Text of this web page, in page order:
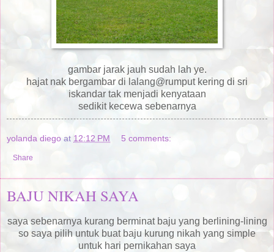
gambar jarak jauh sudah lah ye.
hajat nak bergambar di lalang@rumput kering di sri
iskandar tak menjadi kenyataan
sedikit kecewa sebenarnya
yolanda diego at 12:12 PM 5 comments:
Share
BAJU NIKAH SAYA
saya sebenarnya kurang berminat baju yang berlining-lining
so saya pilih untuk buat baju kurung nikah yang simple
untuk hari pernikahan saya